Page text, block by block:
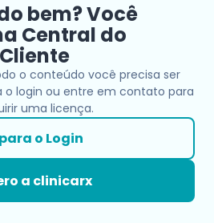
bem? Você
Central do
Cliente
o conteúdo você precisa ser
o login ou entre em contato para
uma licença.
o Login
a clinicarx